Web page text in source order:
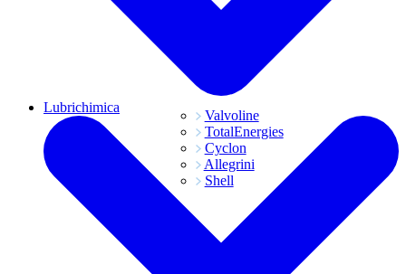
Valvoline
TotalEnergies
Cyclon
Allegrini
Shell
Lubrichimica